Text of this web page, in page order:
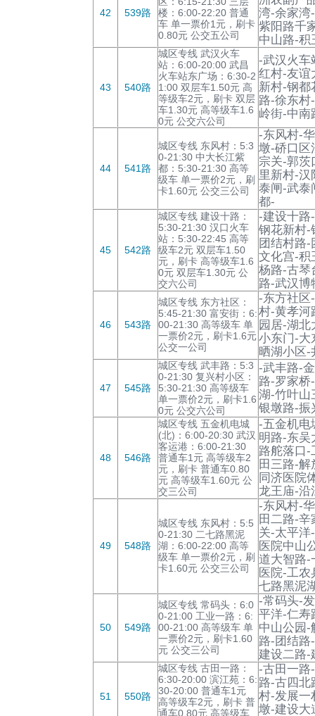
42 539路
楼：6:00-22:20 普通
车 单一票价1元，刷卡
0.80元 公交五公司
湾-余家湾
紫阳路千
中山路-积
43 540路
城区专线 武汉火车
站：6:00-20:00 武昌
火车站东广场：6:30-2
1:00 双层车1.50元 高
等级车2元，刷卡 双层
车1.30元 高等级车1.6
0元 公交六公司
-武汉火车
红村-友谊
新村-钢都
路-徐东村
岭街-中南
44 541路
城区专线 东风村：5:3
0-21:30 中大长江紫
都：5:30-21:30 高等
级车 单一票价2元，刷
卡1.60元 公交三公司
-东风村-
墩-硚口区
宗关-郭茨
里新村-
泰闸-武泰
都-
45 542路
城区专线 建设十路：
5:30-21:30 汉口火车
站：5:30-22:45 高等
级车2元 双层车1.50
元，刷卡 高等级车1.6
0元 双层车1.30元 公
交六公司
-建设十路
钢花新村-
团结村路
文化宫-积
杨路-古琴
路-武汉博
46 543路
城区专线 东方社区：
5:45-21:30 富安街：6:
00-21:30 高等级车 单
一票价2元，刷卡1.6元
公交一公司
-东方社区
村-黄孝河
园居-湖
小东门-大
晒湖小区-
47 545路
城区专线 武丰路：5:3
0-21:30 复兴村小区：
5:30-21:30 高等级车
单一票价2元，刷卡1.6
0元 公交六公司
-武丰路-
路-罗家桥
湖-竹叶山
银墩路-振
48 546路
城区专线 五金机电城
(北)：6:00-20:30 武汉
客运港：6:00-21:30
普通车1元 高等级车2
元，刷卡 普通车0.80
元 高等级车1.60元 公
交三公司
-五金机电
明路-东吴
路舵落口-
田三路-
同济医院
龙王庙-沿
49 548路
城区专线 东风村：5:5
0-21:30 二七路黑泥
湖：6:00-22:00 高等
级车 单一票价2元，刷
卡1.60元 公交三公司
-东风村-
田二路-
关-太平洋
医院中山
道大智路-
医院-工
七路黑泥
50 549路
城区专线 常码头：6:0
0-21:00 工业一路：6:
00-21:00 高等级车 单
一票价2元，刷卡1.60
元 公交三公司
-常码头-
平洋-仁寿
中山公园-
路-团结路
建设二路-
51 550路
城区专线 古田一路：
6:30-20:00 滨江苑：6:
30-20:00 普通车1元
高等级车2元，刷卡 普
通车0.80元 高等级车
-古田一路
路-古四北
村-发展一
墩-建设大